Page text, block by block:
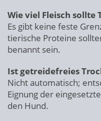
Wie viel Fleisch
Es gibt keine feste
tierische Proteine
benannt sein.
Ist getreidefreies
Nicht automatisch;
Eignung der
den Hund.